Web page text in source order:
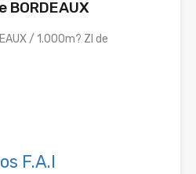
/ 1.000m? ZI de
F.A.I